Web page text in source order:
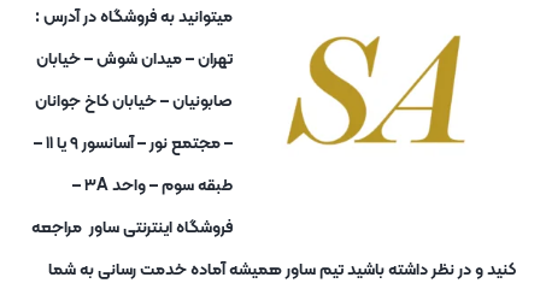
میتوانید به فروشگاه در آدرس :
تهران – میدان شوش – خیابان
صابونیان – خیابان کاخ جوانان
– مجتمع نور – آسانسور ۹ یا ۱۱ –
طبقه سوم – واحد ۳A –
فروشگاه اینترنتی ساور مراجعه
کنید و در نظر داشته باشید تیم ساور همیشه آماده خدمت رسانی به شما